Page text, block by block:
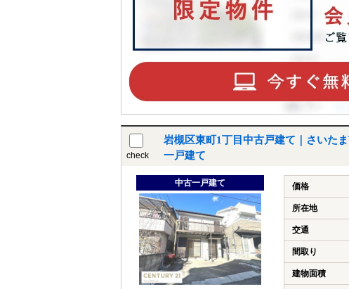
check
岩槻区東町1丁目中古戸建て｜さいた
一戸建て
中古一戸建て 価格
所在地
交通
間取り
建物面積